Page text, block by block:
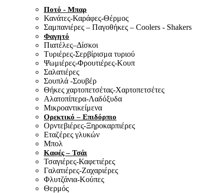
Ποτό - Μπαρ
Κανάτες-Καράφες-Θέρμος
Σαμπανιέρες – Παγοθήκες – Coolers - Shakers
Φαγητό
Πιατέλες–Δίσκοι
Τυριέρες-Σερβίρισμα τυριού
Ψωμιέρες-Φρουτιέρες-Κουπ
Σαλατιέρες
Σουπλά -Σουβέρ
Θήκες χαρτοπετσέτας-Χαρτοπετσέτες
Αλατοπίπερα-Λαδόξυδα
Μικροαντικείμενα
Ορεκτικό – Επιδόρπιο
Ορντεβιέρες-Ξηροκαρπιέρες
Εταζέρες γλυκών
Μπολ
Καφές – Τσάι
Τσαγιέρες-Καφετιέρες
Γαλατιέρες-Ζαχαριέρες
Φλυτζάνια-Κούπες
Θερμός